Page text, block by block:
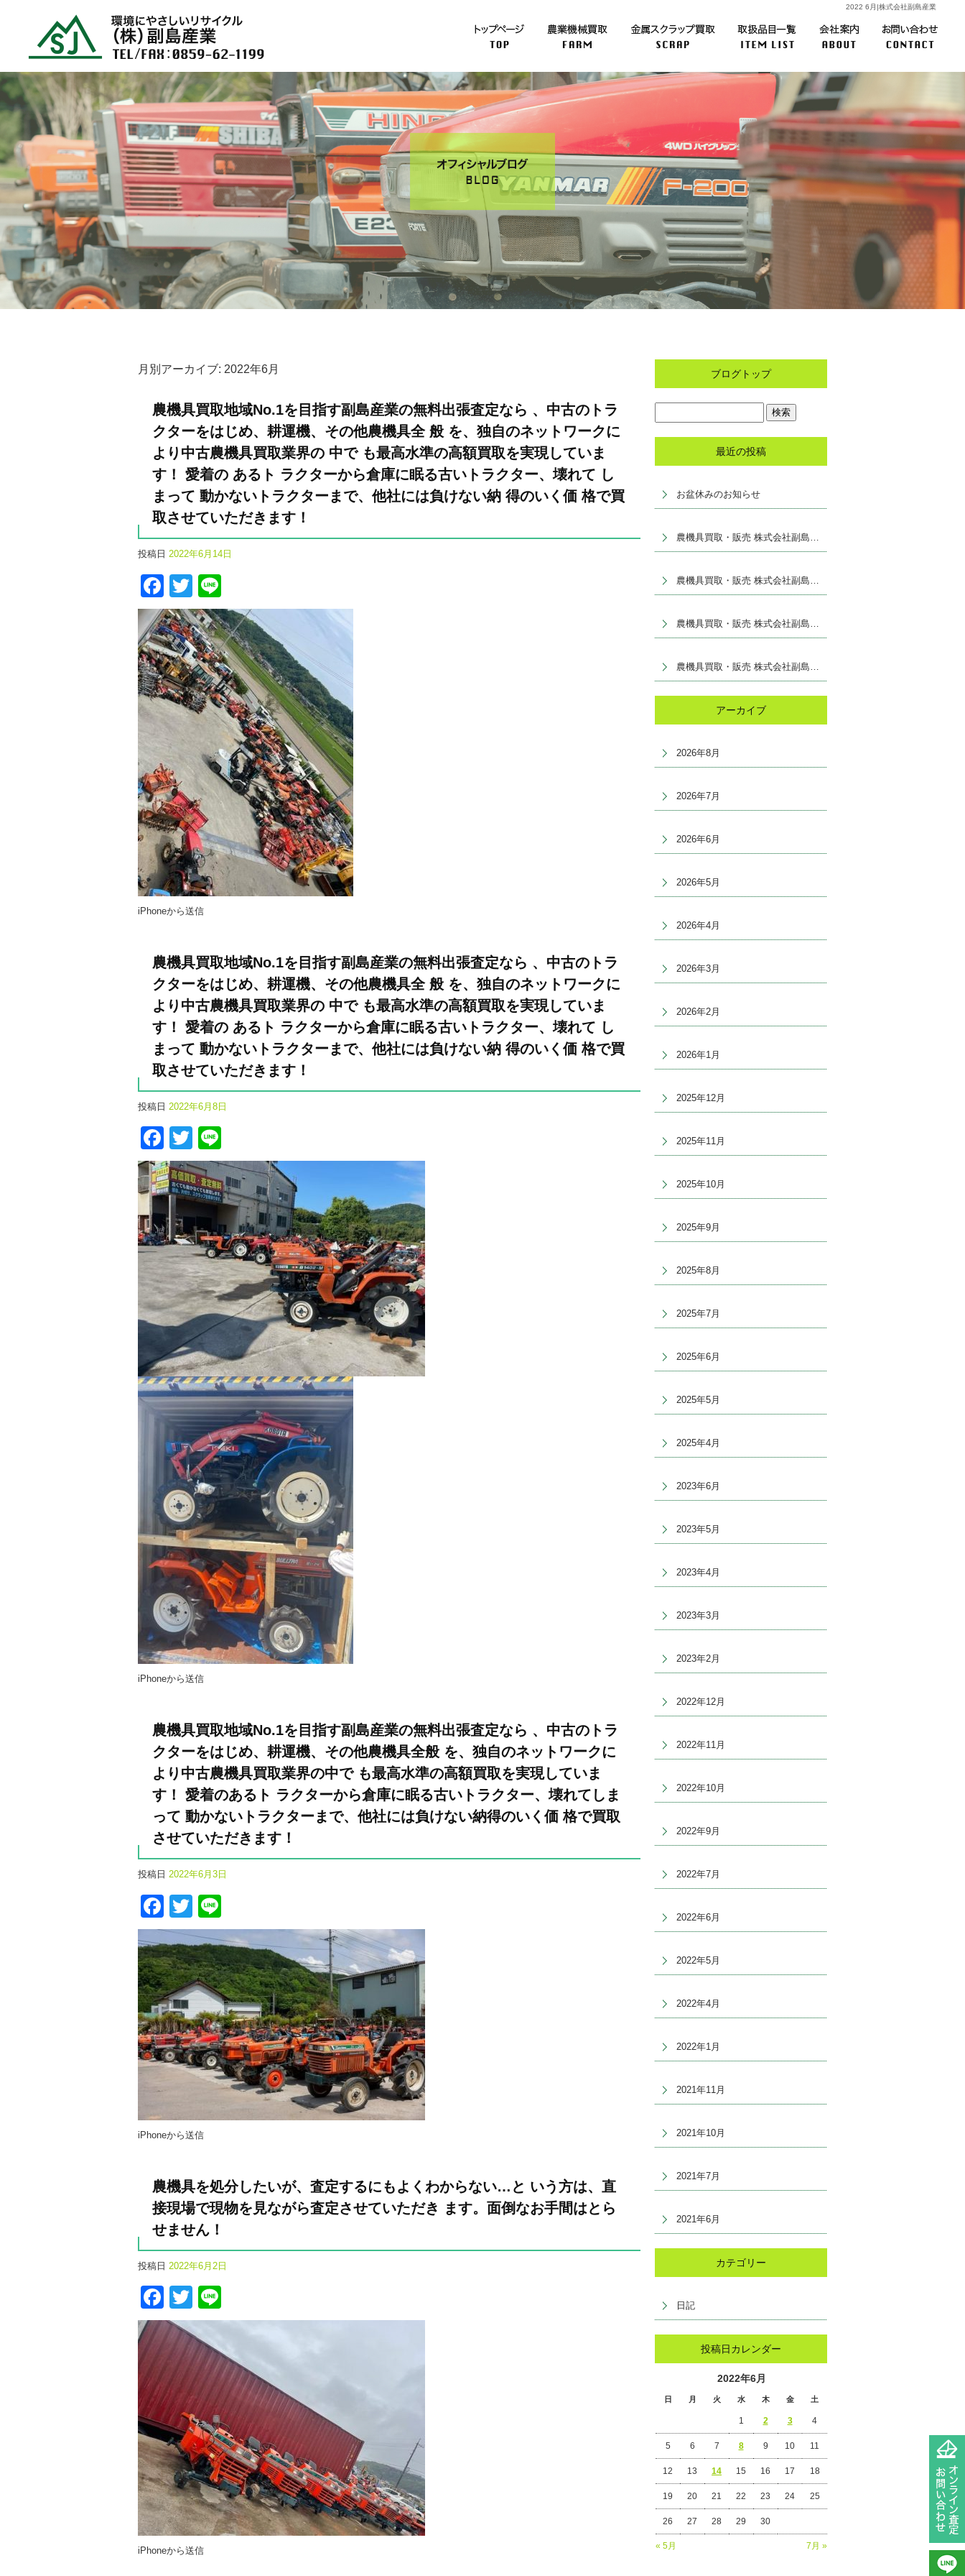
2022 6月|株式会社副島産業
月別アーカイブ: 2022年6月
農機具買取地域No.1を目指す副島産業の無料出張査定なら 、中古のトラ
クターをはじめ、耕運機、その他農機具全 般 を、独自のネットワークに
より中古農機具買取業界の 中で も最高水準の高額買取を実現していま
す！ 愛着の あるト ラクターから倉庫に眠る古いトラクター、壊れて し
まって 動かないトラクターまで、他社には負けない納 得のいく価 格で買
取させていただきます！
投稿日 2022年6月14日
Facebook
Twitter
iPhoneから送信
農機具買取地域No.1を目指す副島産業の無料出張査定なら 、中古のトラ
クターをはじめ、耕運機、その他農機具全 般 を、独自のネットワークに
より中古農機具買取業界の 中で も最高水準の高額買取を実現していま
す！ 愛着の あるト ラクターから倉庫に眠る古いトラクター、壊れて し
まって 動かないトラクターまで、他社には負けない納 得のいく価 格で買
取させていただきます！
投稿日 2022年6月8日
Facebook
Twitter
iPhoneから送信
農機具買取地域No.1を目指す副島産業の無料出張査定なら 、中古のトラ
クターをはじめ、耕運機、その他農機具全般 を、独自のネットワークに
より中古農機具買取業界の中で も最高水準の高額買取を実現していま
す！ 愛着のあるト ラクターから倉庫に眠る古いトラクター、壊れてしま
って 動かないトラクターまで、他社には負けない納得のいく価 格で買取
させていただきます！
投稿日 2022年6月3日
Facebook
Twitter
iPhoneから送信
農機具を処分したいが、査定するにもよくわからない…と いう方は、直
接現場で現物を見ながら査定させていただき ます。面倒なお手間はとら
せません！
投稿日 2022年6月2日
Facebook
Twitter
iPhoneから送信
ブログトップ
最近の投稿
お盆休みのお知らせ
農機具買取・販売 株式会社副島産業
農機具買取・販売 株式会社副島産業
農機具買取・販売 株式会社副島産業
農機具買取・販売 株式会社副島産業
アーカイブ
2026年8月
2026年7月
2026年6月
2026年5月
2026年4月
2026年3月
2026年2月
2026年1月
2025年12月
2025年11月
2025年10月
2025年9月
2025年8月
2025年7月
2025年6月
2025年5月
2025年4月
2023年6月
2023年5月
2023年4月
2023年3月
2023年2月
2022年12月
2022年11月
2022年10月
2022年9月
2022年7月
2022年6月
2022年5月
2022年4月
2022年1月
2021年11月
2021年10月
2021年7月
2021年6月
カテゴリー
日記
投稿日カレンダー
2022年6月
日 月 火 水 木 金 土
« 5月 7月 »
1 2 3 4
5 6 7 8 9 10 11
12 13 14 15 16 17 18
19 20 21 22 23 24 25
26 27 28 29 30